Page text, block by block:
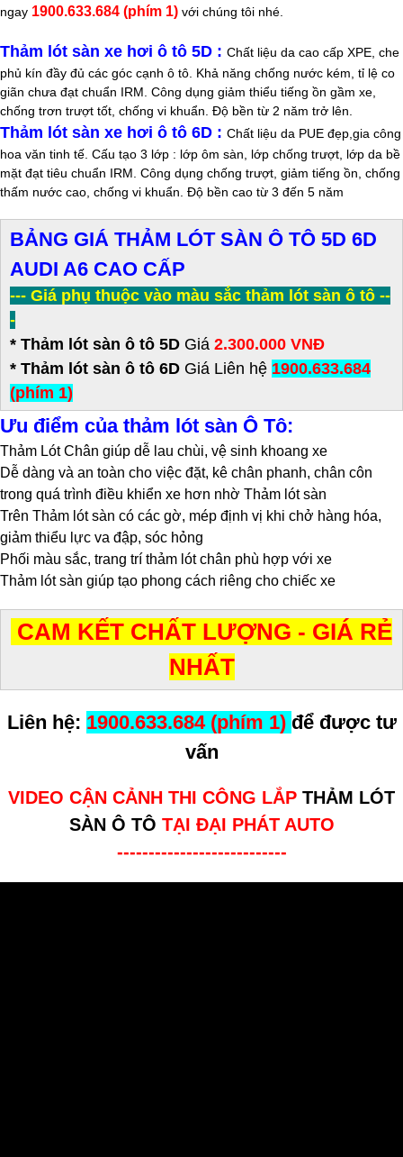
ngay 1900.633.684 (phím 1) với chúng tôi nhé.
Thảm lót sàn xe hơi ô tô 5D : Chất liệu da cao cấp XPE, che
phủ kín đầy đủ các góc cạnh ô tô. Khả năng chống nước kém, tỉ lệ co
giãn chưa đạt chuẩn IRM. Công dụng giảm thiểu tiếng ồn gầm xe,
chống trơn trượt tốt, chống vi khuẩn. Độ bền từ 2 năm trở lên.
Thảm lót sàn xe hơi ô tô 6D : Chất liệu da PUE đẹp,gia công
hoa văn tinh tế. Cấu tạo 3 lớp : lớp ôm sàn, lớp chống trượt, lớp da bề
mặt đạt tiêu chuẩn IRM. Công dụng chống trượt, giảm tiếng ồn, chống
thấm nước cao, chống vi khuẩn. Độ bền cao từ 3 đến 5 năm
BẢNG GIÁ THẢM LÓT SÀN Ô TÔ 5D 6D
AUDI A6 CAO CẤP
--- Giá phụ thuộc vào màu sắc thảm lót sàn ô tô --
-
* Thảm lót sàn ô tô 5D Giá 2.300.000 VNĐ
* Thảm lót sàn ô tô 6D Giá Liên hệ 1900.633.684
(phím 1)
Ưu điểm của thảm lót sàn Ô Tô:
Thảm Lót Chân giúp dễ lau chùi, vệ sinh khoang xe
Dễ dàng và an toàn cho việc đặt, kê chân phanh, chân côn
trong quá trình điều khiển xe hơn nhờ Thảm lót sàn
Trên Thảm lót sàn có các gờ, mép định vị khi chở hàng hóa,
giảm thiểu lực va đập, sóc hỏng
Phối màu sắc, trang trí thảm lót chân phù hợp với xe
Thảm lót sàn giúp tạo phong cách riêng cho chiếc xe
CAM KẾT CHẤT LƯỢNG - GIÁ RẺ
NHẤT
Liên hệ: 1900.633.684 (phím 1) để được tư
vấn
VIDEO CẬN CẢNH THI CÔNG LẮP THẢM LÓT
SÀN Ô TÔ TẠI ĐẠI PHÁT AUTO
---------------------------